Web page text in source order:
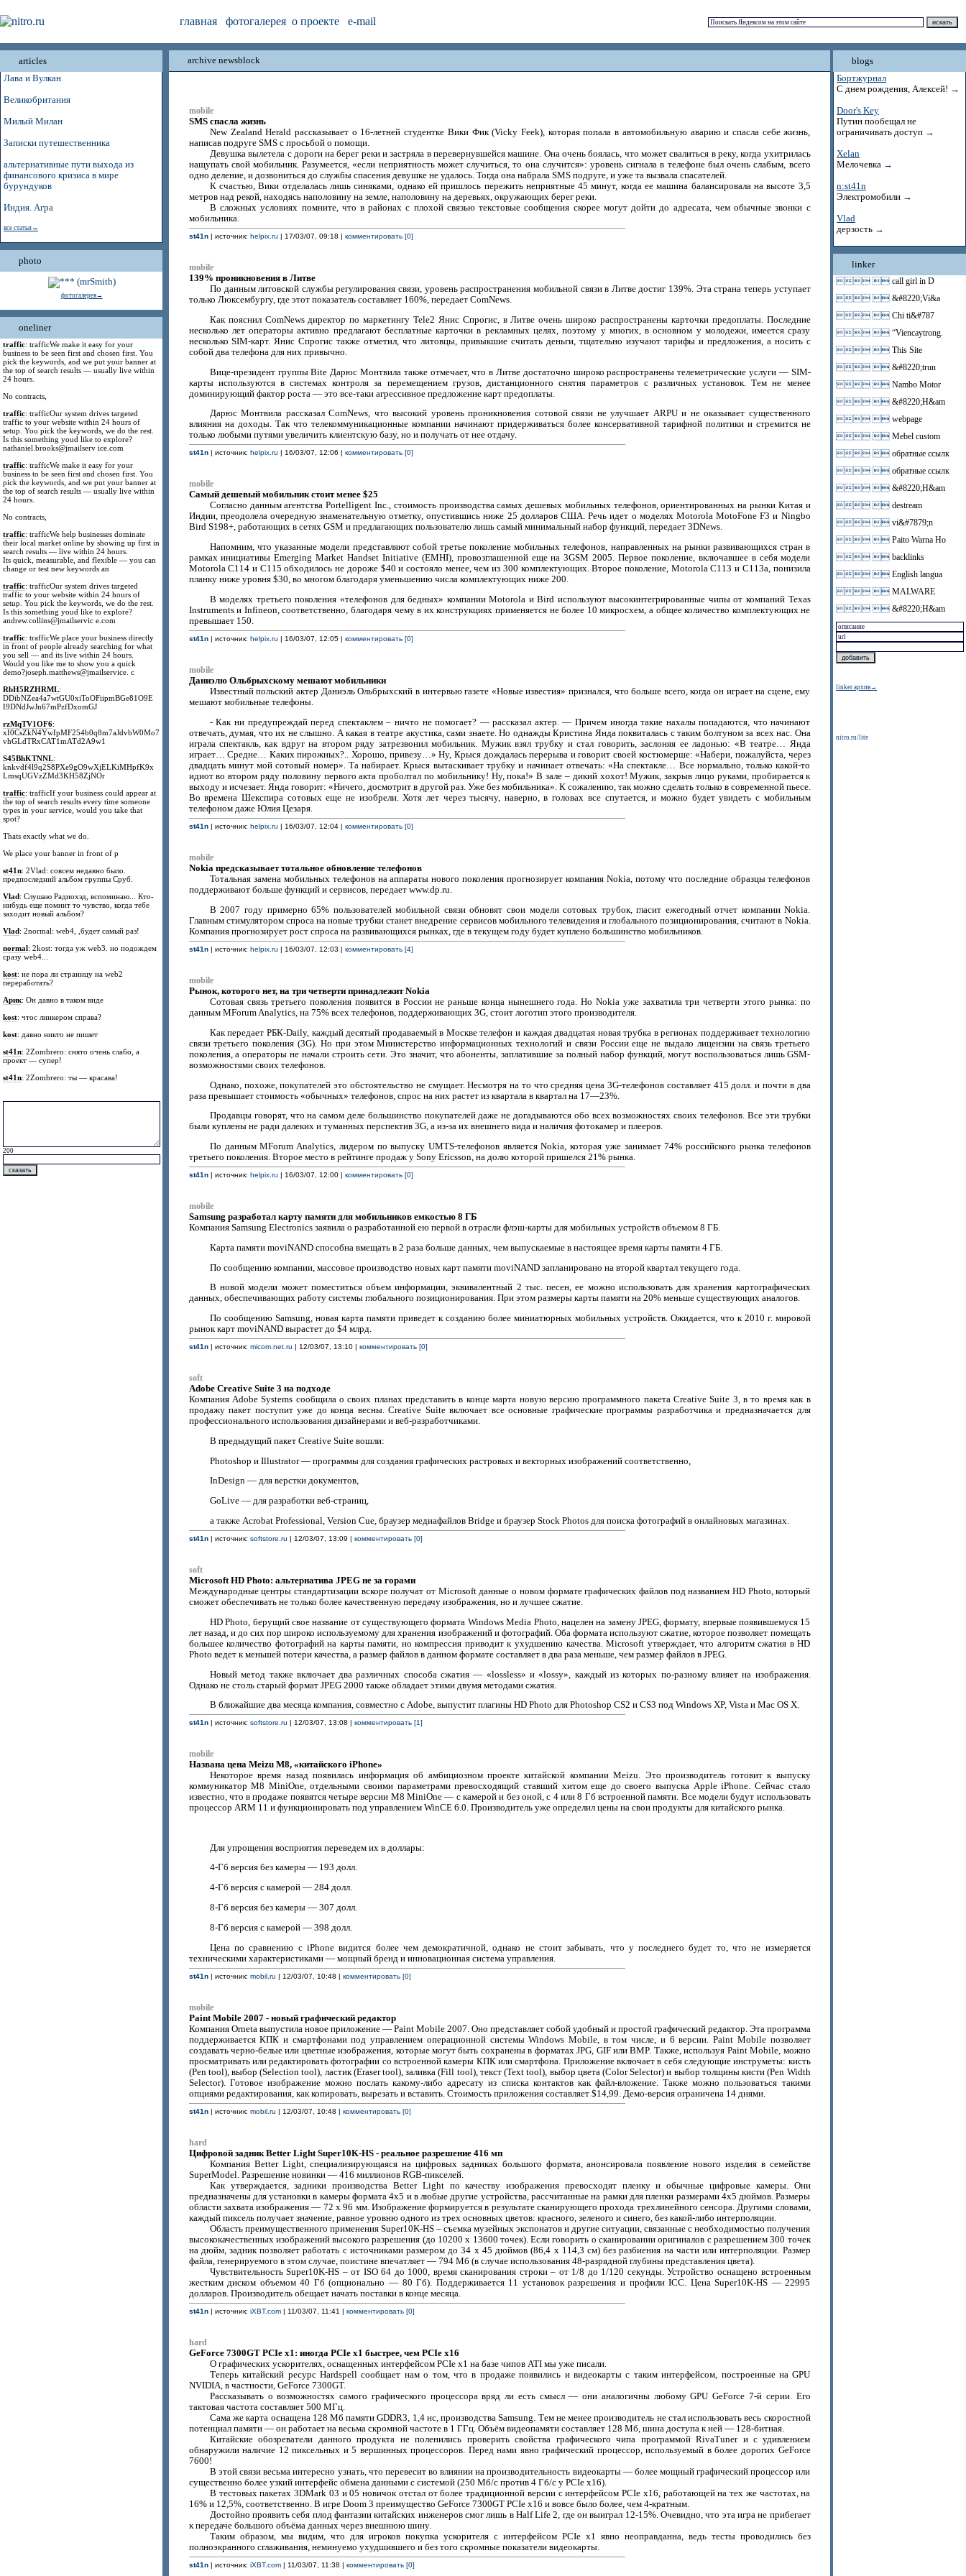
главная фотогалерея о проекте e-mail
articles
Лава и Вулкан
Великобритания
Милый Милан
Записки путешественника
альтернативные пути выхода из
финансового кризиса в мире
бурундуков
Индия. Агра
все статьи→
photo
фотогалерея→
oneliner
traffic: trafficWe make it easy for your
business to be seen first and chosen first. You
pick the keywords, and we put your banner at
the top of search results — usually live within
24 hours.
No contracts,
traffic: trafficOur system drives targeted
traffic to your website within 24 hours of
setup. You pick the keywords, we do the rest.
Is this something youd like to explore?
nathaniel.brooks@jmailserv ice.com
traffic: trafficWe make it easy for your
business to be seen first and chosen first. You
pick the keywords, and we put your banner at
the top of search results — usually live within
24 hours.
No contracts,
traffic: trafficWe help businesses dominate
their local market online by showing up first in
search results — live within 24 hours.
Its quick, measurable, and flexible — you can
change or test new keywords an
traffic: trafficOur system drives targeted
traffic to your website within 24 hours of
setup. You pick the keywords, we do the rest.
Is this something youd like to explore?
andrew.collins@jmailservic e.com
traffic: trafficWe place your business directly
in front of people already searching for what
you sell — and its live within 24 hours.
Would you like me to show you a quick
demo?joseph.matthews@jmailservice. c
RbH5RZHRML:
DDibNZea4a7wtGU0xiToOFiipmBGe81O9E
I9DNdJwJn67mPzfDxomGJ
rzMqTV1OF6:
xI0CsZkN4YwIpMF254b0q8m7aJdvbW0Mo7
vhGLdTRxCAT1mATd2A9w1
S45BhKTNNL:
knkvdf4l9q2S8PXe9gO9wXjELKiMHpfK9x
LmsqUGVzZMd3KH58ZjNOr
traffic: trafficIf your business could appear at
the top of search results every time someone
types in your service, would you take that
spot?
Thats exactly what we do.
We place your banner in front of p
st41n: 2Vlad: совсем недавно было.
предпоследний альбом группы Сруб.
Vlad: Слушаю Радиохэд, вспоминаю... Кто-
нибудь еще помнит то чувство, когда тебе
заходит новый альбом?
Vlad: 2normal: web4, ,будет самый раз!
normal: 2kost: тогда уж web3. но подождем
сразу web4...
kost: не пора ли страницу на web2
переработать?
Арик: Он давно в таком виде
kost: чтос линкером справа?
kost: давно никто не пишет
st41n: 2Zombrero: снято очень слабо, а
проект — супер!
st41n: 2Zombrero: ты — красава!
200
archive newsblock
mobile
SMS спасла жизнь
New Zealand Herald рассказывает о 16-летней студентке Вики Фик (Vicky Feek), которая попала в автомобильную аварию и спасла себе жизнь,
написав подруге SMS с просьбой о помощи.
Девушка вылетела с дороги на берег реки и застряла в перевернувшейся машине. Она очень боялась, что может свалиться в реку, когда ухитрилась
нащупать свой мобильник. Разумеется, «если неприятность может случиться, то она случится»: уровень сигнала в телефоне был очень слабым, всего
одно деление, и дозвониться до службы спасения девушке не удалось. Тогда она набрала SMS подруге, и уже та вызвала спасателей.
К счастью, Вики отделалась лишь синяками, однако ей пришлось пережить неприятные 45 минут, когда ее машина балансировала на высоте 3,5
метров над рекой, находясь наполовину на земле, наполовину на деревьях, окружающих берег реки.
В сложных условиях помните, что в районах с плохой связью текстовые сообщения скорее могут дойти до адресата, чем обычные звонки с
мобильника.
st41n| источник: helpix.ru | 17/03/07, 09:18 | комментировать [0]
mobile
139% проникновения в Литве
По данным литовской службы регулирования связи, уровень распространения мобильной связи в Литве достиг 139%. Эта страна теперь уступает
только Люксембургу, где этот показатель составляет 160%, передает ComNews.
Как пояснил ComNews директор по маркетингу Tele2 Янис Спрогис, в Литве очень широко распространены карточки предоплаты. Последние
несколько лет операторы активно предлагают бесплатные карточки в рекламных целях, поэтому у многих, в основном у молодежи, имеется сразу
несколько SIM-карт. Янис Спрогис также отметил, что литовцы, привыкшие считать деньги, тщательно изучают тарифы и предложения, а носить с
собой два телефона для них привычно.
Вице-президент группы Bite Дарюс Монтвила также отмечает, что в Литве достаточно широко распространены телеметрические услуги — SIM-
карты используются в системах контроля за перемещением грузов, дистанционного снятия параметров с различных установок. Тем не менее
доминирующий фактор роста — это все-таки агрессивное предложение карт предоплаты.
Дарюс Монтвила рассказал ComNews, что высокий уровень проникновения сотовой связи не улучшает ARPU и не оказывает существенного
влияния на доходы. Так что телекоммуникационные компании начинают придерживаться более консервативной тарифной политики и стремится не
только любыми путями увеличить клиентскую базу, но и получать от нее отдачу.
st41n| источник: helpix.ru | 16/03/07, 12:06 | комментировать [0]
mobile
Самый дешевый мобильник стоит менее $25
Согласно данным агентства Portelligent Inc., стоимость производства самых дешевых мобильных телефонов, ориентированных на рынки Китая и
Индии, преодолела очередную знаменательную отметку, опустившись ниже 25 долларов США. Речь идет о моделях Motorola MotoFone F3 и Ningbo
Bird S198+, работающих в сетях GSM и предлагающих пользователю лишь самый минимальный набор функций, передает 3DNews.
Напомним, что указанные модели представляют собой третье поколение мобильных телефонов, направленных на рынки развивающихся стран в
рамках инициативы Emerging Market Handset Initiative (EMHI), провозглашенной еще на 3GSM 2005. Первое поколение, включавшее в себя модели
Motorola C114 и C115 обходилось не дороже $40 и состояло менее, чем из 300 комплектующих. Второе поколение, Motorola C113 и C113a, понизила
планку ниже уровня $30, во многом благодаря уменьшению числа комплектующих ниже 200.
В моделях третьего поколения «телефонов для бедных» компании Motorola и Bird используют высокинтегрированные чипы от компаний Texas
Instruments и Infineon, соответственно, благодаря чему в их конструкциях применяется не более 10 микросхем, а общее количество комплектующих не
превышает 150.
st41n| источник: helpix.ru | 16/03/07, 12:05 | комментировать [0]
mobile
Даниэлю Ольбрыхскому мешают мобильники
Известный польский актер Даниэль Ольбрыхский в интервью газете «Новые известия» признался, что больше всего, когда он играет на сцене, ему
мешают мобильные телефоны.
- Как ни предупреждай перед спектаклем – ничто не помогает? — рассказал актер. — Причем иногда такие нахалы попадаются, что начинают
отвечать, думая, что их не слышно. А какая в театре акустика, сами знаете. Но однажды Кристина Янда поквиталась с таким болтуном за всех нас. Она
играла спектакль, как вдруг на втором ряду затрезвонил мобильник. Мужик взял трубку и стал говорить, заслоняя ее ладонью: «В театре… Янда
играет… Средне… Каких пирожных?.. Хорошо, привезу…» Ну, Крыся дождалась перерыва и говорит своей костюмерше: «Набери, пожалуйста, через
двадцать минут мой сотовый номер». Та набирает. Крыся вытаскивает трубку и начинает отвечать: «На спектакле… Все нормально, только какой-то
идиот во втором ряду половину первого акта проболтал по мобильнику! Ну, пока!» В зале – дикий хохот! Мужик, закрыв лицо руками, пробирается к
выходу и исчезает. Янда говорит: «Ничего, досмотрит в другой раз. Уже без мобильника». К сожалению, так можно сделать только в современной пьесе.
Во времена Шекспира сотовых еще не изобрели. Хотя лет через тысячу, наверно, в головах все спутается, и можно будет увидеть с мобильным
телефоном даже Юлия Цезаря.
st41n| источник: helpix.ru | 16/03/07, 12:04 | комментировать [0]
mobile
Nokia предсказывает тотальное обновление телефонов
Тотальная замена мобильных телефонов на аппараты нового поколения прогнозирует компания Nokia, потому что последние образцы телефонов
поддерживают больше функций и сервисов, передает www.dp.ru.
В 2007 году примерно 65% пользователей мобильной связи обновят свои модели сотовых трубок, гласит ежегодный отчет компании Nokia.
Главным стимулятором спроса на новые трубки станет внедрение сервисов мобильного телевидения и глобального позиционирования, считают в Nokia.
Компания прогнозирует рост спроса на развивающихся рынках, где в текущем году будет куплено большинство мобильников.
st41n| источник: helpix.ru | 16/03/07, 12:03 | комментировать [4]
mobile
Рынок, которого нет, на три четверти принадлежит Nokia
Сотовая связь третьего поколения появится в России не раньше конца нынешнего года. Но Nokia уже захватила три четверти этого рынка: по
данным MForum Analytics, на 75% всех телефонов, поддерживающих 3G, стоит логотип этого производителя.
Как передает РБК-Daily, каждый десятый продаваемый в Москве телефон и каждая двадцатая новая трубка в регионах поддерживает технологию
связи третьего поколения (3G). Но при этом Министерство информационных технологий и связи России еще не выдало лицензии на связь третьего
поколения, а операторы не начали строить сети. Это значит, что абоненты, заплатившие за полный набор функций, могут воспользоваться лишь GSM-
возможностями своих телефонов.
Однако, похоже, покупателей это обстоятельство не смущает. Несмотря на то что средняя цена 3G-телефонов составляет 415 долл. и почти в два
раза превышает стоимость «обычных» телефонов, спрос на них растет из квартала в квартал на 17—23%.
Продавцы говорят, что на самом деле большин­ство покупателей даже не догадываются обо всех возможностях своих телефонов. Все эти трубки
были куплены не ради далеких и туманных перспектив 3G, а из-за их внешнего вида и наличия фотокамер и плееров.
По данным MForum Analytics, лидером по выпуску UMTS-телефонов является Nokia, которая уже занимает 74% российского рынка телефонов
третьего поколения. Второе место в рейтинге продаж у Sony Ericsson, на долю которой пришелся 21% рынка.
st41n| источник: helpix.ru | 16/03/07, 12:00 | комментировать [0]
mobile
Samsung разработал карту памяти для мобильников емкостью 8 ГБ
Компания Samsung Electronics заявила о разработанной ею первой в отрасли флэш-карты для мобильных устройств объемом 8 ГБ.
Карта памяти moviNAND способна вмещать в 2 раза больше данных, чем выпускаемые в настоящее время карты памяти 4 ГБ.
По сообщению компании, массовое производство новых карт памяти moviNAND запланировано на второй квартал текущего года.
В новой модели может поместиться объем информации, эквивалентный 2 тыс. песен, ее можно использовать для хранения картографических
данных, обеспечивающих работу системы глобального позиционирования. При этом размеры карты памяти на 20% меньше существующих аналогов.
По сообщению Samsung, новая карта памяти приведет к созданию более миниатюрных мобильных устройств. Ожидается, что к 2010 г. мировой
рынок карт moviNAND вырастет до $4 млрд.
st41n| источник: micom.net.ru | 12/03/07, 13:10 | комментировать [0]
soft
Adobe Creative Suite 3 на подходе
Компания Adobe Systems сообщила о своих планах представить в конце марта новую версию программного пакета Creative Suite 3, в то время как в
продажу пакет поступит уже до конца весны. Creative Suite включает все основные графические программы разработчика и предназначается для
профессионального использования дизайнерами и веб-разработчиками.
В предыдущий пакет Creative Suite вошли:
Photoshop и Illustrator — программы для создания графических растровых и векторных изображений соответственно,
InDesign — для верстки документов,
GoLive — для разработки веб-страниц,
а также Acrobat Prоfessional, Version Cue, браузер медиафайлов Bridge и браузер Stock Photos для поиска фотографий в онлайновых магазинах.
st41n| источник: softstore.ru | 12/03/07, 13:09 | комментировать [0]
soft
Microsoft HD Photo: альтернатива JPEG не за горами
Международные центры стандартизации вскоре получат от Microsoft данные о новом формате графических файлов под названием HD Photo, который
сможет обеспечивать не только более качественную передачу изображения, но и лучшее сжатие.
HD Photo, берущий свое название от существующего формата Windows Media Photo, нацелен на замену JPEG, формату, впервые появившемуся 15
лет назад, и до сих пор широко используемому для хранения изображений и фотографий. Оба формата используют сжатие, которое позволяет помещать
большее количество фотографий на карты памяти, но компрессия приводит к ухудшению качества. Microsoft утверждает, что алгоритм сжатия в HD
Photo ведет к меньшей потери качества, а размер файлов в данном формате составляет в два раза меньше, чем размер файлов в JPEG.
Новый метод также включает два различных способа сжатия — «lossless» и «lossy», каждый из которых по-разному влияет на изображения.
Однако не столь старый формат JPEG 2000 также обладает этими двумя методами сжатия.
В ближайшие два месяца компания, совместно с Adobe, выпустит плагины HD Photo для Photoshop CS2 и CS3 под Windows XP, Vista и Mac OS X.
st41n| источник: softstore.ru | 12/03/07, 13:08 | комментировать [1]
mobile
Названа цена Meizu M8, «китайского iPhone»
Некоторое время назад появилась информация об амбициозном проекте китайской компании Meizu. Это производитель готовит к выпуску
коммуникатор M8 MiniOne, отдельными своими параметрами превосходящий ставший хитом еще до своего выпуска Apple iPhone. Сейчас стало
известно, что в продаже появятся четыре версии M8 MiniOne — с камерой и без оной, с 4 или 8 Гб встроенной памяти. Все модели будут использовать
процессор ARM 11 и функционировать под управлением WinCE 6.0. Производитель уже определил цены на свои продукты для китайского рынка.
Для упрощения восприятия переведем их в доллары:
4-Гб версия без камеры — 193 долл.
4-Гб версия с камерой — 284 долл.
8-Гб версия без камеры — 307 долл.
8-Гб версия с камерой — 398 долл.
Цена по сравнению с iPhone видится более чем демократичной, однако не стоит забывать, что у последнего будет то, что не измеряется
техническими характеристиками — мощный бренд и инновационная система управления.
st41n| источник: mobil.ru | 12/03/07, 10:48 | комментировать [0]
mobile
Paint Mobile 2007 - новый графический редактор
Компания Orneta выпустила новое приложение — Paint Mobile 2007. Оно представляет собой удобный и простой графический редактор. Эта программа
поддерживается КПК и смартфонами под управлением операционной системы Windows Mobile, в том числе, и 6 версии. Paint Mobile позволяет
создавать черно-белые или цветные изображения, которые могут быть сохранены в форматах JPG, GIF или BMP. Также, используя Paint Mobile, можно
просматривать или редактировать фотографии со встроенной камеры КПК или смартфона. Приложение включает в себя следующие инструметы: кисть
(Pen tool), выбор (Selection tool), ластик (Eraser tool), заливка (Fill tool), текст (Text tool), выбор цвета (Color Selector) и выбор толщины кисти (Pen Width
Selector). Готовое изображение можно послать какому-либо адресату из списка контактов как файл-вложение. Также можно пользоваться такими
опциями редактирования, как копировать, вырезать и вставить. Стоимость приложения составляет $14,99. Демо-версия ограничена 14 днями.
st41n| источник: mobil.ru | 12/03/07, 10:48 | комментировать [0]
hard
Цифровой задник Better Light Super10K-HS - реальное разрешение 416 мп
Компания Better Light, специализирующаяся на цифровых задниках большого формата, анонсировала появление нового изделия в семействе
SuperModel. Разрешение новинки — 416 миллионов RGB-пикселей.
Как утверждается, задники производства Better Light по качеству изображения превосходят пленку и обычные цифровые камеры. Они
предназначены для установки в камеры формата 4x5 и в любые другие устройства, рассчитанные на рамки для пленки размерами 4x5 дюймов. Размеры
области захвата изображения — 72 x 96 мм. Изображение формируется в результате сканирующего прохода трехлинейного сенсора. Другими словами,
каждый пиксель получает значение, равное уровню одного из трех основных цветов: красного, зеленого и синего, без какой-либо интерполяции.
Область преимущественного применения Super10K-HS – съемка музейных экспонатов и другие ситуации, связанные с необходимостью получения
высококачественных изображений высокого разрешения (до 10200 x 13600 точек). Если говорить о сканировании оригиналов с разрешением 300 точек
на дюйм, задник позволяет работать с источниками размером до 34 x 45 дюймов (86,4 х 114,3 см) без разбиения на части или интерполяции. Размер
файла, генерируемого в этом случае, поистине впечатляет — 794 Мб (в случае использования 48-разрядной глубины представления цвета).
Чувствительность Super10K-HS – от ISO 64 до 1000, время сканирования строки – от 1/8 до 1/120 секунды. Устройство оснащено встроенным
жестким диском объемом 40 Гб (опционально — 80 Гб). Поддерживается 11 установок разрешения и профили ICC. Цена Super10K-HS — 22995
долларов. Производитель обещает начать поставки в конце месяца.
st41n| источник: iXBT.com| 11/03/07, 11:41 | комментировать [0]
hard
GeForce 7300GT PCIe x1: иногда PCIe x1 быстрее, чем PCIe x16
О графических ускорителях, оснащенных интерфейсом PCIe x1 на базе чипов ATI мы уже писали.
Теперь китайский ресурс Hardspell сообщает нам о том, что в продаже появились и видеокарты с таким интерфейсом, построенные на GPU
NVIDIA, в частности, GeForce 7300GT.
Рассказывать о возможностях самого графического процессора вряд ли есть смысл — они аналогичны любому GPU GeForce 7-й серии. Его
тактовая частота составляет 500 МГц.
Сама же карта оснащена 128 Мб памяти GDDR3, 1,4 нс, производства Samsung. Тем не менее производитель не стал использовать весь скоростной
потенциал памяти — он работает на весьма скромной частоте в 1 ГГц. Объём видеопамяти составляет 128 Мб, шина доступа к ней — 128-битная.
Китайские обозреватели данного продукта не поленились проверить свойства графического чипа программой RivaTuner и с удивлением
обнаружили наличие 12 пиксельных и 5 вершинных процессоров. Перед нами явно графический процессор, используемый в более дорогих GeForce
7600!
В этой связи весьма интересно узнать, что перевесит во влиянии на производительность видеокарты — более мощный графический процессор или
существенно более узкий интерфейс обмена данными с системой (250 Мб/с против 4 Гб/с у PCIe x16).
В тестовых пакетах 3DMark 03 и 05 новичок отстал от более традиционной версии с интерфейсом PCIe x16, работающей на тех же частотах, на
16% и 12,5%, соответственно. В игре Doom 3 преимущество GeForce 7300GT PCIe x16 и вовсе было более, чем 4-кратным.
Достойно проявить себя плод фантазии китайских инженеров смог лишь в Half Life 2, где он выиграл 12-15%. Очевидно, что эта игра не прибегает
к передаче большого объёма данных через внешнюю шину.
Таким образом, мы видим, что для игроков покупка ускорителя с интерфейсом PCIe x1 явно неоправданна, ведь тесты проводились без
полноэкранного сглаживания, неминуемо ухудшившего и без того скромные показатели видеокарты.
st41n| источник: iXBT.com| 11/03/07, 11:38 | комментировать [0]
blogs
Бортжурнал
С днем рождения, Алексей! →
Door's Key
Путин пообещал не
ограничивать доступ →
Xelan
Мелочевка →
n:st41n
Электромобили →
Vlad
дерзость →
linker
  call girl in D
  &#8220;Vi&a
  Chi ti&#787
  “Viencaytrong.
  This Site
  &#8220;trun
  Nambo Motor
  &#8220;H&am
  webpage
  Mebel custom
  обратные ссылк
  обратные ссылк
  &#8220;H&am
  destream
  vi&#7879;n
  Paito Warna Ho
  backlinks
  English langua
  MALWARE
  &#8220;H&am
linker архив→
nitro.ru/lite